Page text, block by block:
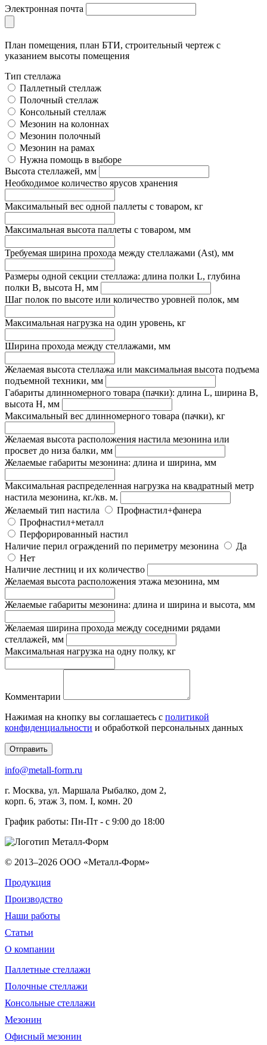
Электронная почта
План помещения, план БТИ, строительный чертеж с
указанием высоты помещения
Тип стеллажа
Паллетный стеллаж
Полочный стеллаж
Консольный стеллаж
Мезонин на колоннах
Мезонин полочный
Мезонин на рамах
Нужна помощь в выборе
Высота стеллажей, мм
Необходимое количество ярусов хранения
Максимальный вес одной паллеты с товаром, кг
Максимальная высота паллеты с товаром, мм
Требуемая ширина прохода между стеллажами (Ast), мм
Размеры одной секции стеллажа: длина полки L, глубина
полки B, высота H, мм
Шаг полок по высоте или количество уровней полок, мм
Максимальная нагрузка на один уровень, кг
Ширина прохода между стеллажами, мм
Желаемая высота стеллажа или максимальная высота подъема
подъемной техники, мм
Габариты длинномерного товара (пачки): длина L, ширина B,
высота H, мм
Максимальный вес длинномерного товара (пачки), кг
Желаемая высота расположения настила мезонина или
просвет до низа балки, мм
Желаемые габариты мезонина: длина и ширина, мм
Максимальная распределенная нагрузка на квадратный метр
настила мезонина, кг./кв. м.
Желаемый тип настила
Профнастил+фанера
Профнастил+металл
Перфорированный настил
Наличие перил ограждений по периметру мезонина
Да
Нет
Наличие лестниц и их количество
Желаемая высота расположения этажа мезонина, мм
Желаемые габариты мезонина: длина и ширина и высота, мм
Желаемая ширина прохода между соседними рядами
стеллажей, мм
Максимальная нагрузка на одну полку, кг
Комментарии
Нажимая на кнопку вы соглашаетесь с политикой
конфиденциальности и обработкой персональных данных
Отправить
info@metall-form.ru
г. Москва, ул. Маршала Рыбалко, дом 2,
корп. 6, этаж 3, пом. I, комн. 20
График работы: Пн-Пт - с 9:00 до 18:00
© 2013–2026 ООО «Металл-Форм»
Продукция
Производство
Наши работы
Статьи
О компании
Паллетные стеллажи
Полочные стеллажи
Консольные стеллажи
Мезонин
Офисный мезонин